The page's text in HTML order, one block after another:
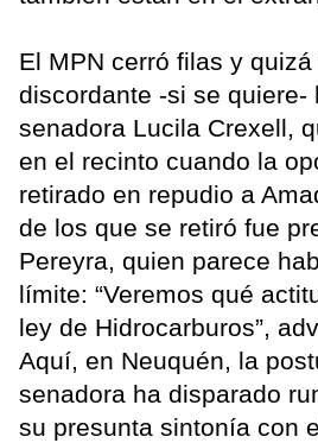
El MPN cerró filas y
discordante -si se quiere-
senadora Lucila Crexell,
en el recinto cuando la
retirado en repudio a
de los que se retiró fue
Pereyra, quien parece
límite: “Veremos qué
ley de Hidrocarburos”,
Aquí, en Neuquén, la
senadora ha disparado
su presunta sintonía con